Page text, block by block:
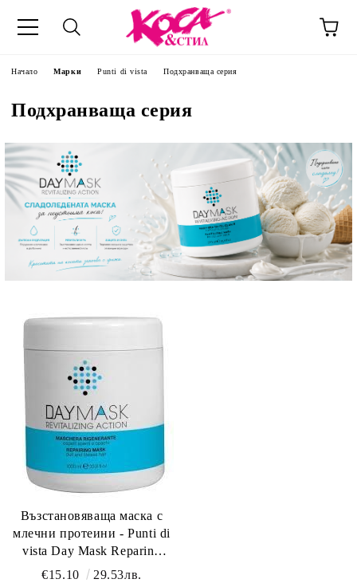
Начало Марки Punti di vista Подхранваща серия
Подхранваща серия
Възстановяваща маска с
млечни протеини - Punti di
vista Day Mask Reparing
Mask 1000 мл
€15.10 29.53лв.